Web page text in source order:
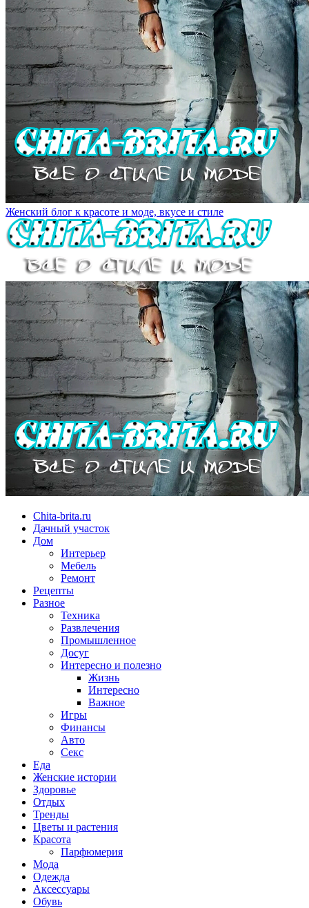
Женский блог к красоте и моде, вкусе и стиле
Chita-brita.ru
Дачный участок
Дом
Интерьер
Мебель
Ремонт
Рецепты
Разное
Техника
Развлечения
Промышленное
Досуг
Интересно и полезно
Жизнь
Интересно
Важное
Игры
Финансы
Авто
Секс
Еда
Женские истории
Здоровье
Отдых
Тренды
Цветы и растения
Красота
Парфюмерия
Мода
Одежда
Аксессуары
Обувь